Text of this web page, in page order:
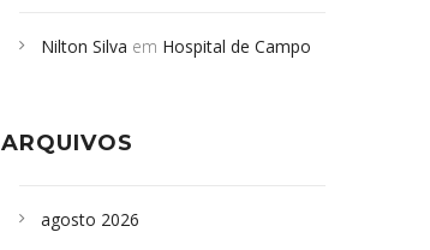
desabamento em São Paulo - Revista
sepultados em SP
Nilton Silva em Hospital de Campo
ARQUIVOS
agosto 2026